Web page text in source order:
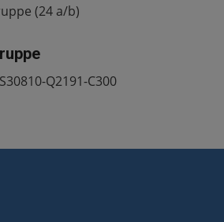
(24 a/b)
Q2191-C300